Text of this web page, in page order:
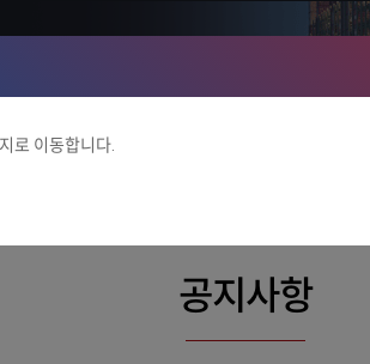
공지사항
로 이동합니다.